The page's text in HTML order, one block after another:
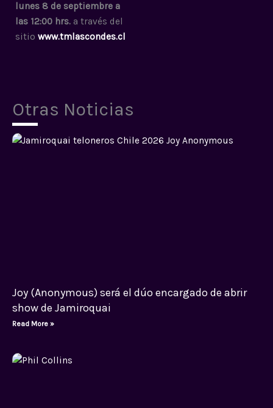
lunes 8 de septiembre a
las 12:00 hrs. a través del
sitio www.tmlascondes.cl
Otras Noticias
Joy (Anonymous) será el dúo encargado de abrir
show de Jamiroquai
Read More »